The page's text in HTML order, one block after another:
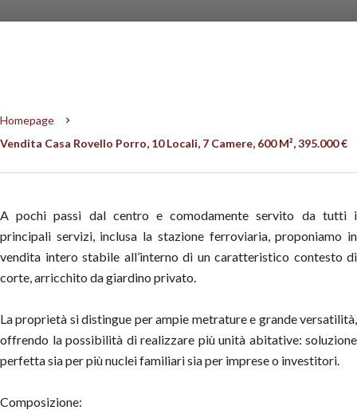
Homepage
Vendita Casa Rovello Porro, 10 Locali, 7 Camere, 600 M², 395.000 €
A pochi passi dal centro e comodamente servito da tutti i
principali servizi, inclusa la stazione ferroviaria, proponiamo in
vendita intero stabile all’interno di un caratteristico contesto di
corte, arricchito da giardino privato.
La proprietà si distingue per ampie metrature e grande versatilità,
offrendo la possibilità di realizzare più unità abitative: soluzione
perfetta sia per più nuclei familiari sia per imprese o investitori.
Composizione: